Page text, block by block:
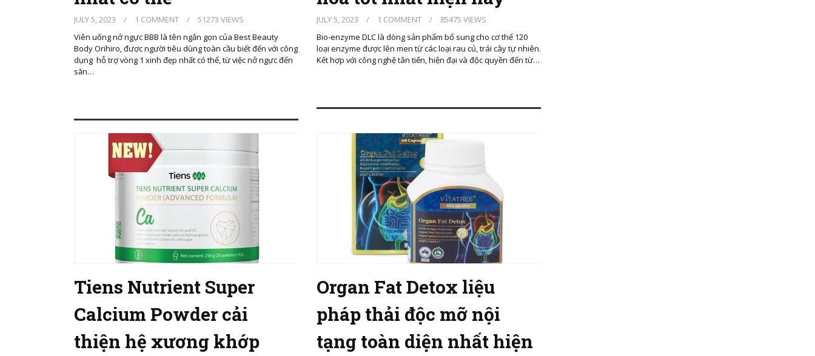
JULY 5, 2023 / 1 COMMENT /
51273 VIEWS
Viên uống nở ngực BBB là tên ngắn gọn của Best Beauty
Body Orihiro, được người tiêu dùng toàn cầu biết đến với công
dụng hỗ trợ vòng 1 xinh đẹp nhất có thể, từ việc nở ngực đến
săn…
JULY 5, 2023 / 1 COMMENT /
85475 VIEWS
Bio-enzyme DLC là dòng sản phẩm bổ sung cho cơ thể 120
loại enzyme được lên men từ các loại rau củ, trái cây tự nhiên.
Kết hợp với công nghệ tân tiến, hiện đại và độc quyền đến từ…
Tiens Nutrient Super
Calcium Powder cải
thiện hệ xương khớp
Organ Fat Detox liệu
pháp thải độc mỡ nội
tạng toàn diện nhất hiện